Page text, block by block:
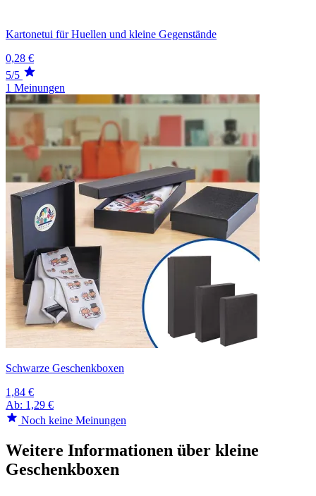
Kartonetui für Huellen und kleine Gegenstände
0,28 €
5/5
1 Meinungen
Schwarze Geschenkboxen
1,84 €
Ab: 1,29 €
Noch keine Meinungen
Weitere Informationen über kleine
Geschenkboxen